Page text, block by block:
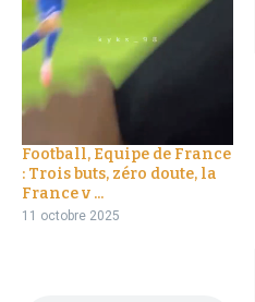
Football, Equipe de France
: Trois buts, zéro doute, la
France v ...
11 octobre 2025